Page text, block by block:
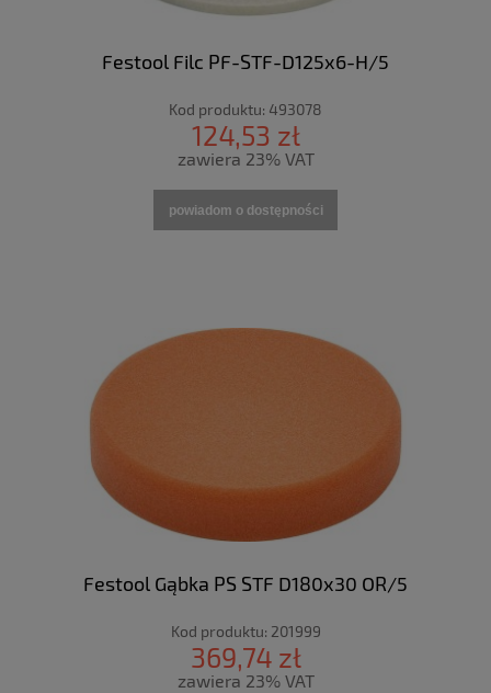
Festool Filc PF-STF-D125x6-H/5
Kod produktu: 493078
124,53 zł
zawiera 23% VAT
powiadom o dostępności
Festool Gąbka PS STF D180x30 OR/5
Kod produktu: 201999
369,74 zł
zawiera 23% VAT